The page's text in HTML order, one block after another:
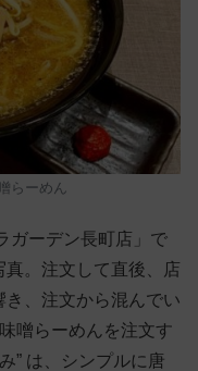
らーめん
ガーデン長町店」で
。注文して直後、店
、注文から混んでい
噌らーめんを注文す
” は、シンプルに唐